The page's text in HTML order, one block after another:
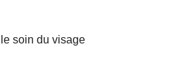
soin du visage